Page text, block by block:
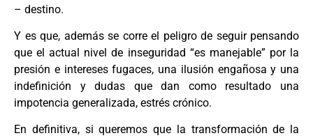
– destino.
Y es que, además se corre el peligro de seguir pensando
que el actual nivel de inseguridad “es manejable” por la
presión e intereses fugaces, una ilusión engañosa y una
indefinición y dudas que dan como resultado una
impotencia generalizada, estrés crónico.
En definitiva, si queremos que la transformación de la